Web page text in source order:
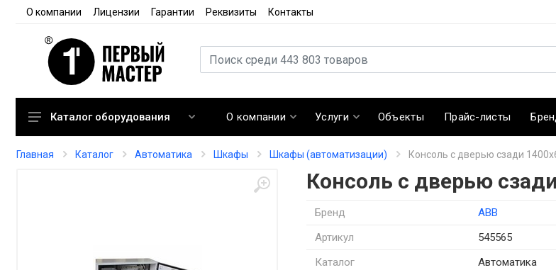
О компании Лицензии Гарантии Реквизиты Контакты
Кондиционирование
Каталог оборудования О компании Услуги Объекты Прайс-листы
Главная Каталог Автоматика Шкафы Шкафы (автоматизации) Консоль с дверью сзади
Консоль с дверью
Бренд
ABB
Артикул
545565
Каталог
Автоматика